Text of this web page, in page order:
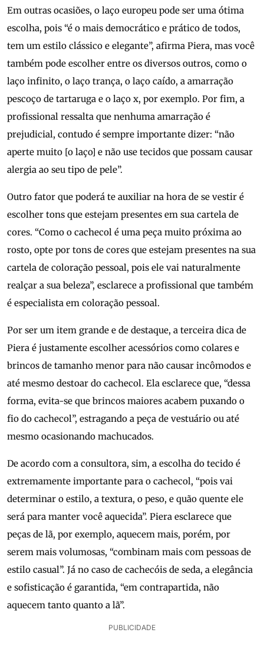
Em outras ocasiões, o laço europeu pode ser uma ótima
escolha, pois “é o mais democrático e prático de todos,
tem um estilo clássico e elegante”, afirma Piera, mas você
também pode escolher entre os diversos outros, como o
laço infinito, o laço trança, o laço caído, a amarração
pescoço de tartaruga e o laço x, por exemplo. Por fim, a
profissional ressalta que nenhuma amarração é
prejudicial, contudo é sempre importante dizer: “não
aperte muito [o laço] e não use tecidos que possam causar
alergia ao seu tipo de pele”.
Outro fator que poderá te auxiliar na hora de se vestir é
escolher tons que estejam presentes em sua cartela de
cores. “Como o cachecol é uma peça muito próxima ao
rosto, opte por tons de cores que estejam presentes na sua
cartela de coloração pessoal, pois ele vai naturalmente
realçar a sua beleza”, esclarece a profissional que também
é especialista em coloração pessoal.
Por ser um item grande e de destaque, a terceira dica de
Piera é justamente escolher acessórios como colares e
brincos de tamanho menor para não causar incômodos e
até mesmo destoar do cachecol. Ela esclarece que, “dessa
forma, evita-se que brincos maiores acabem puxando o
fio do cachecol”, estragando a peça de vestuário ou até
mesmo ocasionando machucados.
De acordo com a consultora, sim, a escolha do tecido é
extremamente importante para o cachecol, “pois vai
determinar o estilo, a textura, o peso, e quão quente ele
será para manter você aquecida”. Piera esclarece que
peças de lã, por exemplo, aquecem mais, porém, por
serem mais volumosas, “combinam mais com pessoas de
estilo casual”. Já no caso de cachecóis de seda, a elegância
e sofisticação é garantida, “em contrapartida, não
aquecem tanto quanto a lã”.
PUBLICIDADE